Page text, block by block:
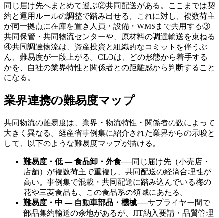
同じ届け先へまとめて運ぶ②共同配送がある。ここまでは契
約と運用ルールの調整で踏み出せる。これに対し、複数荷主
が同一拠点に在庫を置き人員・設備・WMSまで共用する③
共同保管・共同物流センターや、原材料の調達輸送を束ねる
④共同調達物流は、資産投資と組織的なコミットを伴うぶ
ん、難易度が一段上がる。CLOは、どの形態から着手する
かを、自社の業界特性と関係者との距離感から判断すること
になる。
業界連携の難易度マップ
共同物流の難易度は、業界・物流特性・関係者の数によって
大きく異なる。経産省事例集に紹介された業界からの示唆と
して、以下のような難易度マップが描ける。
難易度・低 — 食品卸・外食──同じ届け先（小売店・
店舗）が複数荷主で重複し、共同配送の経済合理性が
高い。事例集で混載・共同配送に踏み込んでいる梅の
花や三菱食品も、この食品系の領域にあたる。
難易度・中 — 自動車部品・機械──サプライヤー間で
部品集約輸送の余地があるが、JIT納入要請・品質管理